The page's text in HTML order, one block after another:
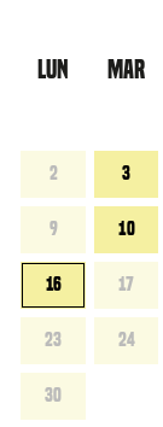
LUN MAR
2 3
9 10
16 17
23 24
30